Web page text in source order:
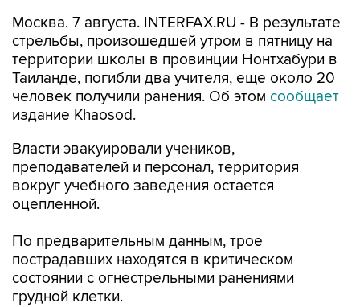
Москва. 7 августа. INTERFAX.RU - В результате
стрельбы, произошедшей утром в пятницу на
территории школы в провинции Нонтхабури в
Таиланде, погибли два учителя, еще около 20
человек получили ранения. Об этом сообщает
издание Khaosod.
Власти эвакуировали учеников,
преподавателей и персонал, территория
вокруг учебного заведения остается
оцепленной.
По предварительным данным, трое
пострадавших находятся в критическом
состоянии с огнестрельными ранениями
грудной клетки.